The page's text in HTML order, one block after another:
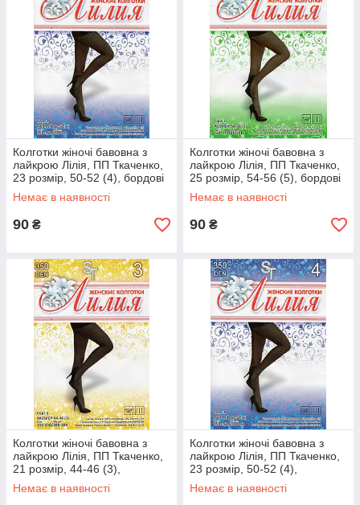
Колготки жіночі бавовна з
лайкрою Лілія, ПП Ткаченко,
23 розмір, 50-52 (4), бордові
Немає в наявності
90 ₴
Колготки жіночі бавовна з
лайкрою Лілія, ПП Ткаченко,
25 розмір, 54-56 (5), бордові
Немає в наявності
90 ₴
Колготки жіночі бавовна з
лайкрою Лілія, ПП Ткаченко,
21 розмір, 44-46 (3),
коричневі
Немає в наявності
Колготки жіночі бавовна з
лайкрою Лілія, ПП Ткаченко,
23 розмір, 50-52 (4),
коричневі
Немає в наявності